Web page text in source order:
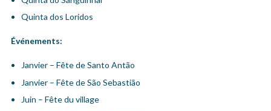
Quinta dos Loridos
Événements:
Janvier – Fête de Santo Antão
Janvier – Fête de São Sebastião
Juin – Fête du village